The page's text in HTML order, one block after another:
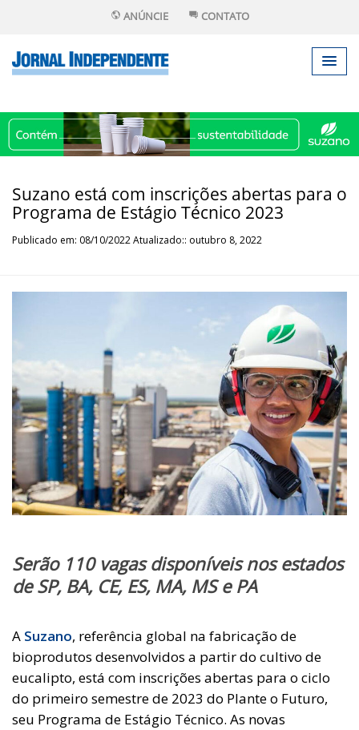
ANÚNCIE CONTATO
Suzano está com inscrições abertas para o
Programa de Estágio Técnico 2023
Publicado em: 08/10/2022 Atualizado:: outubro 8, 2022
Serão 110 vagas disponíveis nos estados
de SP, BA, CE, ES, MA, MS e PA
A Suzano, referência global na fabricação de
bioprodutos desenvolvidos a partir do cultivo de
eucalipto, está com inscrições abertas para o ciclo
do primeiro semestre de 2023 do Plante o Futuro,
seu Programa de Estágio Técnico. As novas